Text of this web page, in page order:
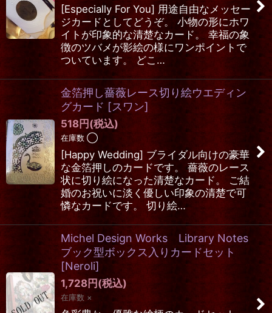
[Especially For You] 用途自由なメッセー
ジカードとしてどうぞ。 小物の形にホワ
イトが印象的な清楚なカード。 幸福の象
徴のツバメが影絵の様にワンポイントで
ついています。 どこ…
金箔押し薔薇レース切り絵ウエディン
グカード [スワン]
518円 (税込)
在庫数 ◯
[Happy Wedding] ブライダル向けの豪華
な金箔押しのカードです。 薔薇のレース
状に切り絵になった清楚なカード。 ご結
婚のお祝いに淡く優しい印象の清楚で可
憐なカードです。 切り絵…
Michel Design Works Library Notes
ブック型ボックス入りカードセット
[Neroli]
1,728円 (税込)
在庫数 ×